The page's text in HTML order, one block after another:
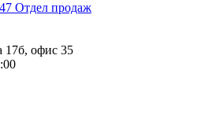
Отдел продаж
17б, офис 35